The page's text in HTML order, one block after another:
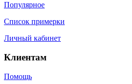
Популярное
Список примерки
Личный кабинет
Клиентам
Помощь